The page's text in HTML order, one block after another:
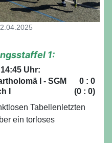
1:
14:45 Uhr:
I - SGM
I
0 : 0
(0 : 0)
Tabellenletzten
ein torloses